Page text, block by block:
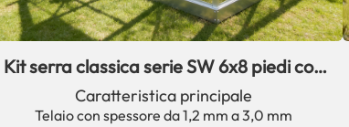
Kit serra classica serie SW 6x8 piedi con
struttura in alluminio e vetro
Caratteristica principale
Telaio con spessore da 1,2 mm a 3,0 mm